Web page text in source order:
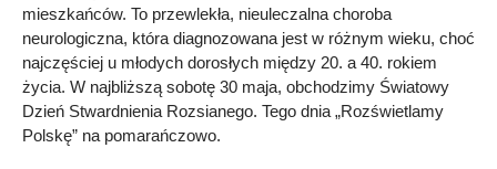
mieszkańców. To przewlekła, nieuleczalna choroba
neurologiczna, która diagnozowana jest w różnym wieku, choć
najczęściej u młodych dorosłych między 20. a 40. rokiem
życia. W najbliższą sobotę 30 maja, obchodzimy Światowy
Dzień Stwardnienia Rozsianego. Tego dnia „Rozświetlamy
Polskę” na pomarańczowo.